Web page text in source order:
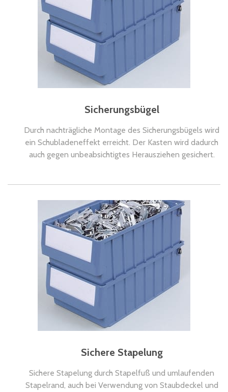
Sicherungsbügel
Durch nachträgliche Montage des Sicherungsbügels wird
ein Schubladeneffekt erreicht. Der Kasten wird dadurch
auch gegen unbeabsichtigtes Herausziehen gesichert.
Sichere Stapelung
Sichere Stapelung durch Stapelfuß und umlaufenden
Stapelrand, auch bei Verwendung von Staubdeckel und